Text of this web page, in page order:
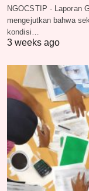
NGOCSTIP - Laporan
mengejutkan bahwa
kondisi…
3 weeks ago